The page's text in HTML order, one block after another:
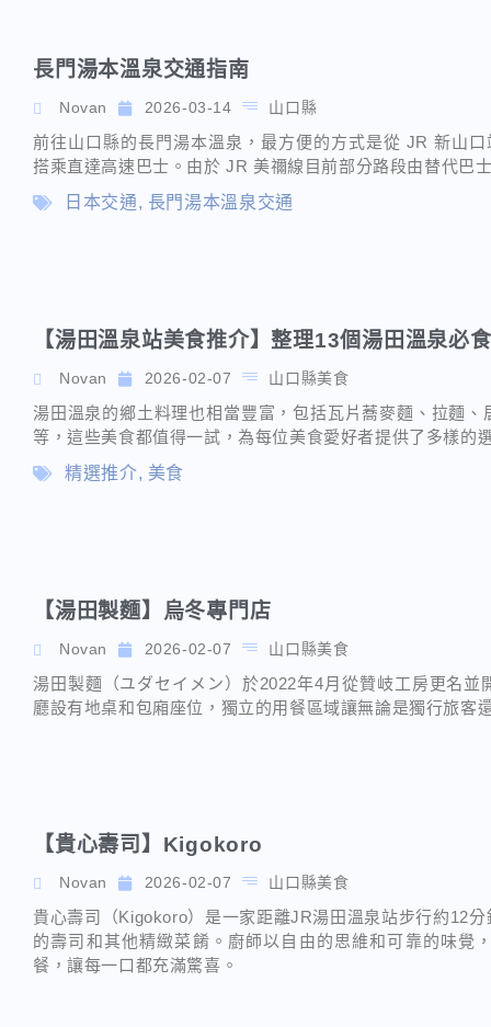
長門湯本溫泉交通指南
Novan 2026-03-14 山口縣
前往山口縣的長門湯本溫泉，最方便的方式是從 JR 新山
搭乘直達高速巴士。由於 JR 美禰線目前部分路段由替代巴
日本交通, 長門湯本溫泉交通
【湯田溫泉站美食推介】整理13個湯田溫泉必食
Novan 2026-02-07 山口縣美食
湯田溫泉的鄉土料理也相當豐富，包括瓦片蕎麥麵、拉麵
等，這些美食都值得一試，為每位美食愛好者提供了多樣的
精選推介, 美食
【湯田製麵】烏冬專門店
Novan 2026-02-07 山口縣美食
湯田製麵（ユダセイメン）於2022年4月從贊岐工房更名
廳設有地桌和包廂座位，獨立的用餐區域讓無論是獨行旅客
【貴心壽司】Kigokoro
Novan 2026-02-07 山口縣美食
貴心壽司（Kigokoro）是一家距離JR湯田溫泉站步行約12
的壽司和其他精緻菜餚。廚師以自由的思維和可靠的味覺
餐，讓每一口都充滿驚喜。